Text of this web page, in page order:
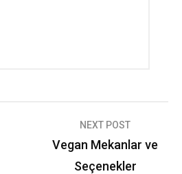
NEXT POST
Vegan Mekanlar ve
Seçenekler